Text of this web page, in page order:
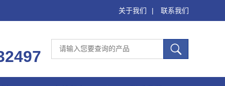
关于我们 | 联系我们